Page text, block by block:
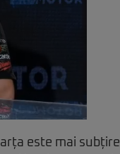
este mai subțire